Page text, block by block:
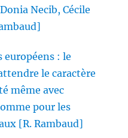
Necib, Cécile
européens : le
le caractère
même avec
pour les
[R. Rambaud]